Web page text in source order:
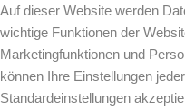
Auf dieser Website werden
wichtige Funktionen der
Marketingfunktionen und
können Ihre Einstellungen
Standardeinstellungen